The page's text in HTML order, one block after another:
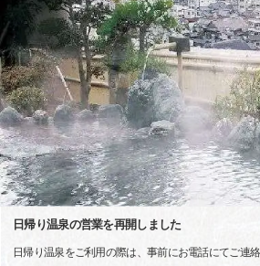
日帰り温泉の営業を再開しました
日帰り温泉をご利用の際は、事前にお電話にてご連絡